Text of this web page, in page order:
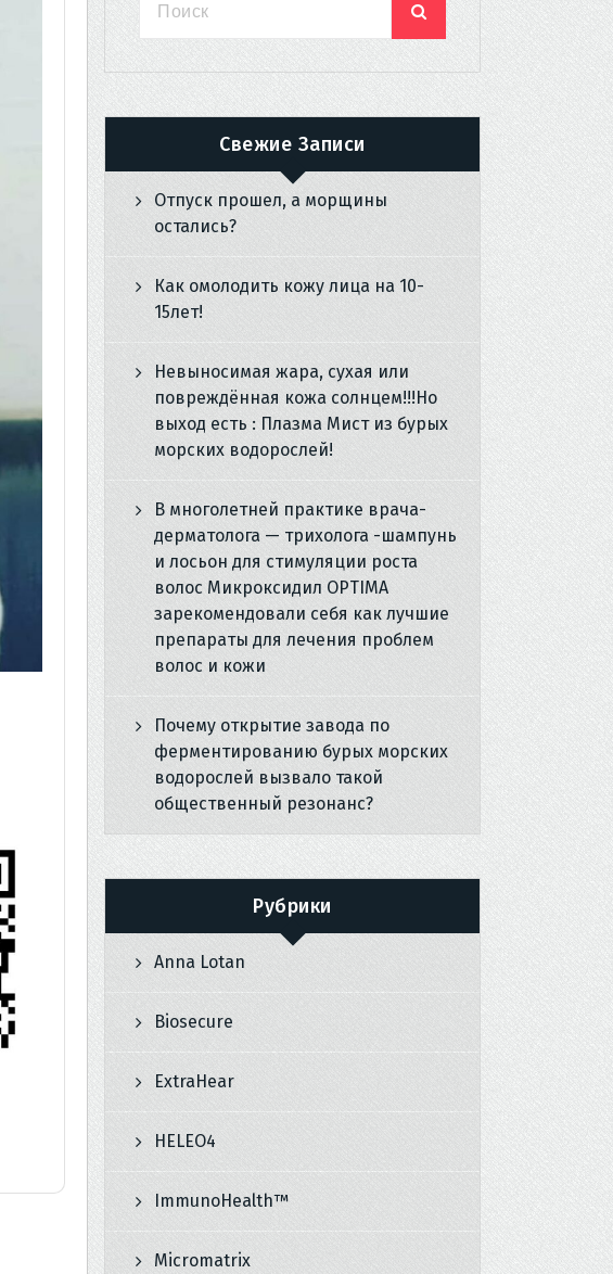
Свежие Записи
Отпуск прошел, а морщины
остались?
Как омолодить кожу лица на 10-
15лет!
Невыносимая жара, сухая или
повреждённая кожа солнцем!!!Но
выход есть : Плазма Мист из бурых
морских водорослей!
В многолетней практике врача-
дерматолога — трихолога -шампунь
и лосьон для стимуляции роста
волос Микроксидил OPTIMA
зарекомендовали себя как лучшие
препараты для лечения проблем
волос и кожи
Почему открытие завода по
ферментированию бурых морских
водорослей вызвало такой
общественный резонанс?
Рубрики
Anna Lotan
Biosecure
ExtraHear
HELEO4
ImmunoHealth™
Micromatrix